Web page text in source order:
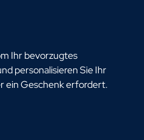
Ihr bevorzugtes
personalisieren Sie Ihr
ein Geschenk erfordert.